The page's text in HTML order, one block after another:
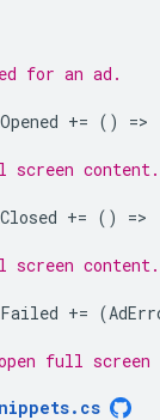
for an ad.
+= () =
screen content.
+= () =
screen content.
+= (
full screen
. cs